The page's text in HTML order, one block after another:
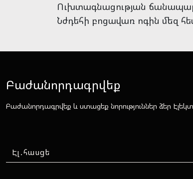
Ուխտագնացության
Նժդեհի բոցավառ ոգին մեզ
Բաժանորդագրվեք
Բաժանորդագրվեք և ստացեք նորություններ ձեր